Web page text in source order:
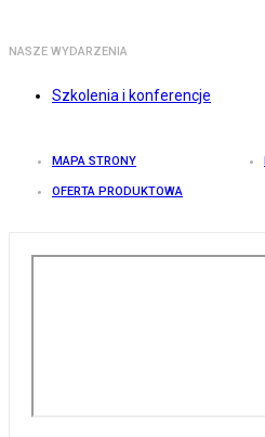
NASZE WYDARZENIA
Szkolenia i konferencje
MAPA STRONY
OFERTA PRODUKTOWA